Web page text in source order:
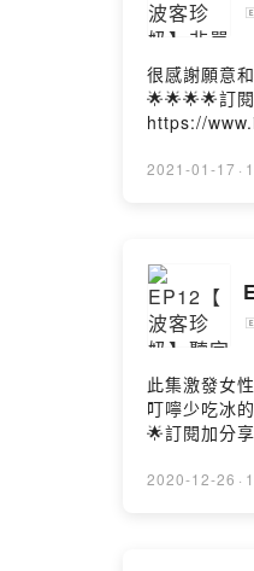
很感謝願意
🌟🌟🌟🌟訂
https://
↓https://
2021-01-17 ·
此集激發女
叮嚀少吃冰
🌟訂閱加分
↓https://
2020-12-26 ·